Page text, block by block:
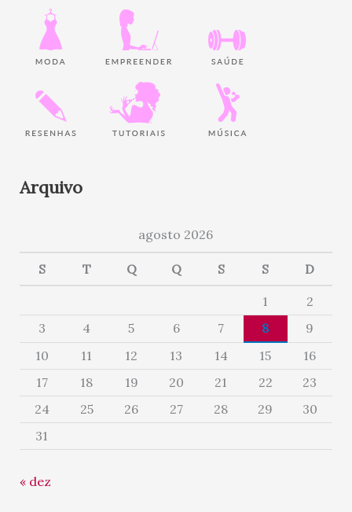
Arquivo
agosto 2026
S T Q Q S S D
1
2
3
4 5 6 7 8
9
10
11 12 13 14 15
16
17
18 19 20 21 22
23
24
25 26 27 28 29
30
31
« dez